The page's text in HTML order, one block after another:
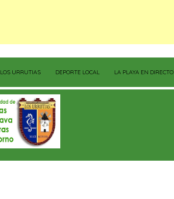
LOS URRUTIAS DEPORTE LOCAL LA PLAYA EN DIRECTO